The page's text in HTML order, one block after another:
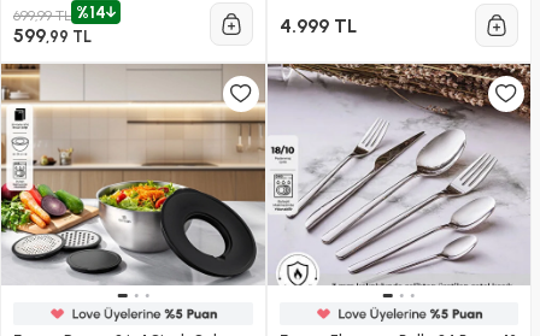
699,99 TL %14
599,99 TL 4.999 TL